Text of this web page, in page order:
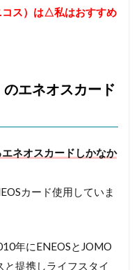
コス）は△私はおすすめ
エネオスカード
ネオスカードしかなか
カード使用していま
年にENEOSとJOMO
と提携しライフスタイ